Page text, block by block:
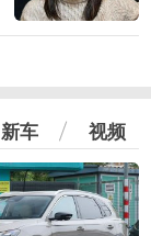
新车 视频